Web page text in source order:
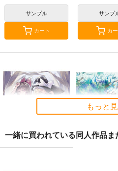
サンプル
カート
サンプ
カ
もっと
一緒に買われている同人作品ま